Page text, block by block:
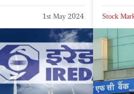
1st May 2024 Stock